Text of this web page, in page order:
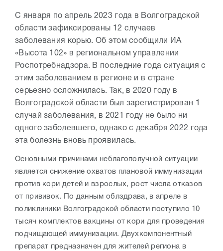
С января по апрель 2023 года в Волгоградской
области зафиксированы 12 случаев
заболевания корью. Об этом сообщили ИА
«Высота 102» в региональном управлении
Роспотребнадзора. В последние года ситуация с
этим заболеванием в регионе и в стране
серьезно осложнилась. Так, в 2020 году в
Волгоградской области был зарегистрирован 1
случай заболевания, в 2021 году не было ни
одного заболевшего, однако с декабря 2022 года
эта болезнь вновь проявилась.
Основными причинами неблагополучной ситуации
является снижение охватов плановой иммунизации
против кори детей и взрослых, рост числа отказов
от прививок. По данным облздрава, в апреле в
поликлиники Волгоградской области поступило 10
тысяч комплектов вакцины от кори для проведения
подчищающей иммунизации. Двухкомпонентный
препарат предназначен для жителей региона в